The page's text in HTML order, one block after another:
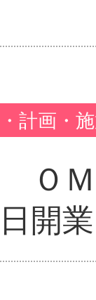
計画・
Ｏ
開業